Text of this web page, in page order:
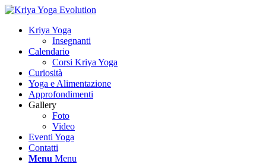
Kriya Yoga
Insegnanti
Calendario
Corsi Kriya Yoga
Curiosità
Yoga e Alimentazione
Approfondimenti
Gallery
Foto
Video
Eventi Yoga
Contatti
Menu Menu